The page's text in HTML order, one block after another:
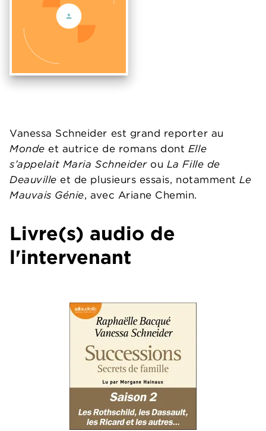
Vanessa Schneider est grand reporter au
Monde et autrice de romans dont Elle
s’appelait Maria Schneiderou La Fille de
Deauville et de plusieurs essais, notammentLe
Mauvais Génie, avec Ariane Chemin.
Livre(s) audio de
l'intervenant